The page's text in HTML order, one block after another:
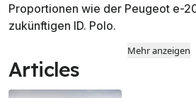
Proportionen wie der Peugeot e-
zukünftigen ID. Polo.
Mehr anzeigen
Articles